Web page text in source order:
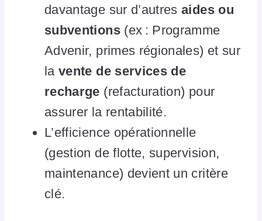
davantage sur d’autresaides ou
subventions(ex : Programme
Advenir, primes régionales) et sur
lavente de services de
recharge (refacturation) pour
assurer la rentabilité.
L’efficience opérationnelle
(gestion de flotte, supervision,
maintenance) devient un critère
clé.